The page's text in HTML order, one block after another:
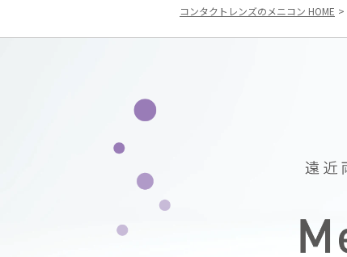
コンタクトレンズのメニコン HOME